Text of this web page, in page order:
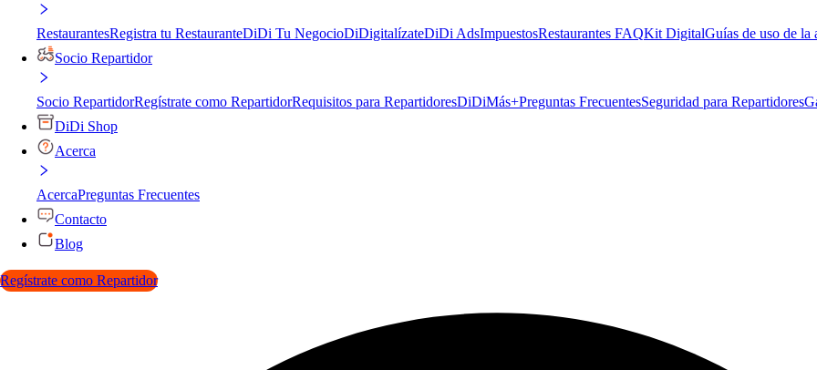
RestaurantesRegistra tu RestauranteDiDi Tu NegocioDiDigitalízateDiDi AdsImpuestosRestaurantes FAQKit DigitalGuías de uso de la
Socio Repartidor
Socio RepartidorRegístrate como RepartidorRequisitos para RepartidoresDiDiMás+Preguntas FrecuentesSeguridad para Repartidores
DiDi Shop
Acerca
AcercaPreguntas Frecuentes
Contacto
Blog
Regístrate como Repartidor